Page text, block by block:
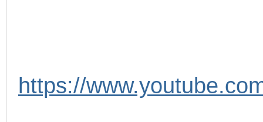
https://